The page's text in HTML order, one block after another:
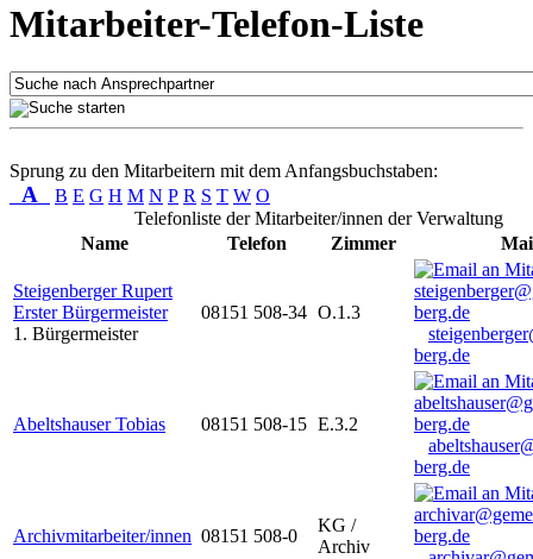
Mitarbeiter-Telefon-Liste
Sprung zu den Mitarbeitern mit dem Anfangsbuchstaben:
A B E G H M N P R S T W O
Telefonliste der Mitarbeiter/innen der Verwaltung
Name
Telefon Zimmer
Steigenberger Rupert
Erster Bürgermeister
1. Bürgermeister
08151 508-34 O.1.3
berg.de
Abeltshauser Tobias 08151 508-15 E.3.2
berg.de
Archivmitarbeiter/innen 08151 508-0
KG /
Archiv